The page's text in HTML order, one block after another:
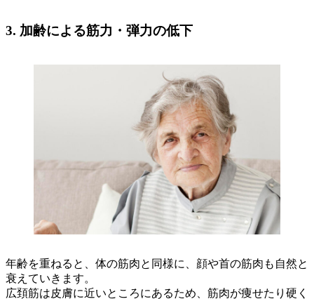
3. 加齢による筋力・弾力の低下
年齢を重ねると、体の筋肉と同様に、顔や首の筋肉も自然と
衰えていきます。
広頚筋は皮膚に近いところにあるため、筋肉が痩せたり硬く